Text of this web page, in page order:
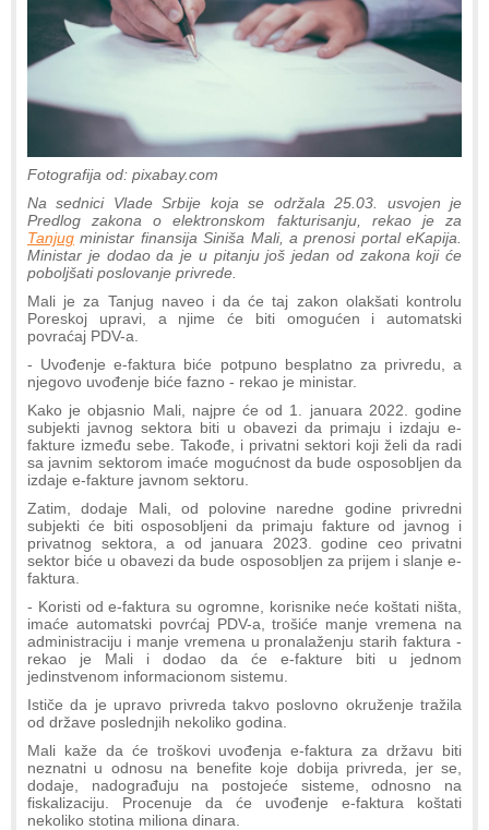
Fotografija od: pixabay.com
Na sednici Vlade Srbije koja se održala 25.03. usvojen je
Predlog zakona o elektronskom fakturisanju, rekao je za
Tanjug ministar finansija Siniša Mali, a prenosi portal eKapija.
Ministar je dodao da je u pitanju još jedan od zakona koji će
poboljšati poslovanje privrede.
Mali je za Tanjug naveo i da će taj zakon olakšati kontrolu
Poreskoj upravi, a njime će biti omogućen i automatski
povraćaj PDV-a.
- Uvođenje e-faktura biće potpuno besplatno za privredu, a
njegovo uvođenje biće fazno - rekao je ministar.
Kako je objasnio Mali, najpre će od 1. januara 2022. godine
subjekti javnog sektora biti u obavezi da primaju i izdaju e-
fakture između sebe. Takođe, i privatni sektori koji želi da radi
sa javnim sektorom imaće mogućnost da bude osposobljen da
izdaje e-fakture javnom sektoru.
Zatim, dodaje Mali, od polovine naredne godine privredni
subjekti će biti osposobljeni da primaju fakture od javnog i
privatnog sektora, a od januara 2023. godine ceo privatni
sektor biće u obavezi da bude osposobljen za prijem i slanje e-
faktura.
- Koristi od e-faktura su ogromne, korisnike neće koštati ništa,
imaće automatski povrćaj PDV-a, trošiće manje vremena na
administraciju i manje vremena u pronalaženju starih faktura -
rekao je Mali i dodao da će e-fakture biti u jednom
jedinstvenom informacionom sistemu.
Ističe da je upravo privreda takvo poslovno okruženje tražila
od države poslednjih nekoliko godina.
Mali kaže da će troškovi uvođenja e-faktura za državu biti
neznatni u odnosu na benefite koje dobija privreda, jer se,
dodaje, nadograđuju na postojeće sisteme, odnosno na
fiskalizaciju. Procenuje da će uvođenje e-faktura koštati
nekoliko stotina miliona dinara.